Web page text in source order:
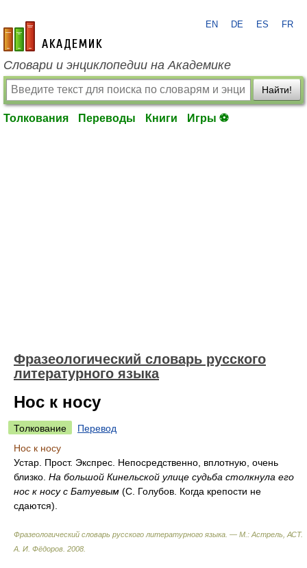
academic.ru
EN DE ES FR
Словари и энциклопедии на Академике
Найти!
Толкования Переводы Книги Игры ⚽
Фразеологический словарь русского
литературного языка
Нос к носу
Толкование
Перевод
Нос к носу
Устар. Прост. Экспрес. Непосредственно, вплотную, очень
близко. На большой Кинельской улице судьба столкнула его
нос к носу с Батуевым (С. Голубов. Когда крепости не
сдаются).
Фразеологический словарь русского литературного языка. — М.: Астрель, АСТ.
А. И. Фёдоров 2008